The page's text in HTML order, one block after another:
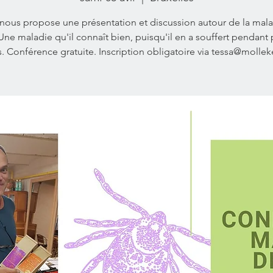
propose une présentation et discussion autour de la
maladie qu'il connaît bien, puisqu'il en a souffert pendant
Conférence gratuite. Inscription obligatoire via